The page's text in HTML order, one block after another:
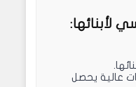
لأبنائها:
عالية يحصل